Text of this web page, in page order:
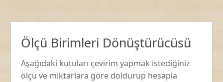
Ölçü Birimleri Dönüştürücüsü
Aşağıdaki kutuları çevirim yapmak istediğiniz
ölçü ve miktarlara göre doldurup hesapla